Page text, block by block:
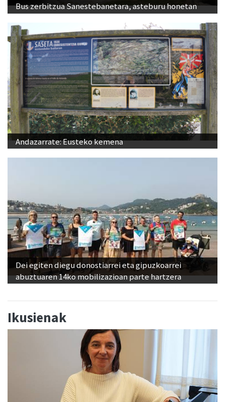
Bus zerbitzua Sanestebanetara, asteburu honetan
Andazarrate: Eusteko kemena
Dei egiten diegu donostiarrei eta gipuzkoarrei
abuztuaren 14ko mobilizazioan parte hartzera
Ikusienak